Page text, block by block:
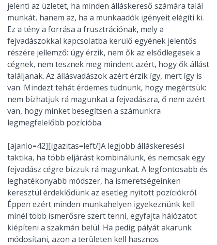
jelenti az üzletet, ha minden álláskereső számára talál
munkát, hanem az, ha a munkaadók igényeit elégíti ki.
Ez a tény a forrása a frusztrációnak, mely a
fejvadászokkal kapcsolatba kerülő egyének jelentős
részére jellemző: úgy érzik, nem ők az elsődlegesek a
cégnek, nem tesznek meg mindent azért, hogy ők állást
találjanak. Az állásvadászok azért érzik így, mert így is
van. Mindezt tehát érdemes tudnunk, hogy megértsük:
nem bízhatjuk rá magunkat a fejvadászra, ő nem azért
van, hogy minket besegítsen a számunkra
legmegfelelőbb pozícióba.
[ajanlo=42][igazitas=left/]A legjobb álláskeresési
taktika, ha több eljárást kombinálunk, és nemcsak egy
fejvadász cégre bízzuk rá magunkat. A legfontosabb és
leghatékonyabb módszer, ha ismeretségeinken
keresztül érdeklődünk az esetleg nyitott pozíciókról.
Éppen ezért minden munkahelyen igyekeznünk kell
minél több ismerősre szert tenni, egyfajta hálózatot
kiépíteni a szakmán belül. Ha pedig pályát akarunk
módosítani, azon a területen kell hasznos